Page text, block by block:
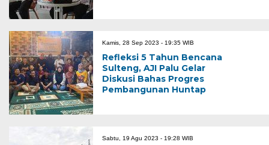
Kamis, 28 Sep 2023 - 19:35 WIB
Refleksi 5 Tahun Bencana
Sulteng, AJI Palu Gelar
Diskusi Bahas Progres
Pembangunan Huntap
Sabtu, 19 Agu 2023 - 19:28 WIB